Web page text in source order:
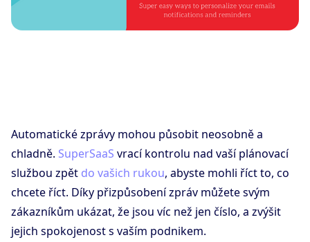
Automatické zprávy mohou působit neosobně a
chladně. SuperSaaS vrací kontrolu nad vaší plánovací
službou zpět do vašich rukou, abyste mohli říct to, co
chcete říct. Díky přizpůsobení zpráv můžete svým
zákazníkům ukázat, že jsou víc než jen číslo, a zvýšit
jejich spokojenost s vaším podnikem.